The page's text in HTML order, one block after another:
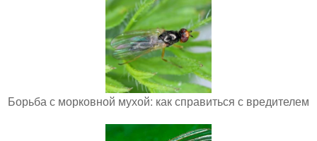
Борьба с морковной мухой: как справиться с вредителем